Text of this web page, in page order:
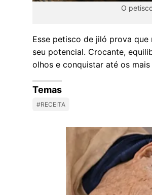
O
Esse petisco de jiló prova
seu potencial. Crocante,
olhos e conquistar até os
Temas
#RECEITA